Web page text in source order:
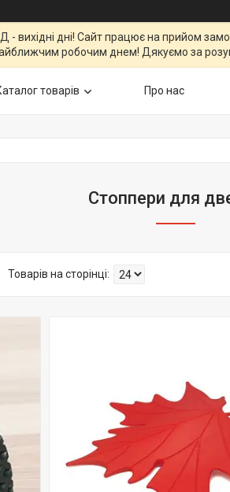
дні! Сайт працює на прийом
робочим днем! Дякуємо за
товарів Про нас
Стоппери для